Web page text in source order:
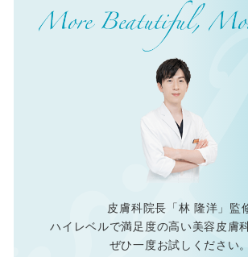
皮膚科院長「林 隆洋」監
ハイレベルで満足度の高い美容皮膚
ぜひ一度お試しください。